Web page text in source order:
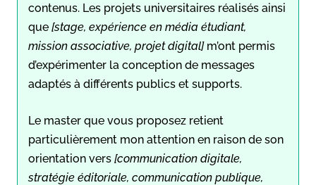
contenus. Les projets universitaires réalisés ainsi
que [stage, expérience en média étudiant,
mission associative, projet digital]m’ont permis
d’expérimenter la conception de messages
adaptés à différents publics et supports.
Le master que vous proposez retient
particulièrement mon attention en raison de son
orientation vers [communication digitale,
stratégie éditoriale, communication publique,